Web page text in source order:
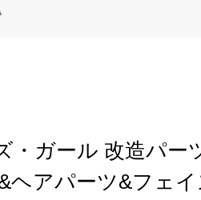
・ガール 改造パー
ヘアパーツ&フェ